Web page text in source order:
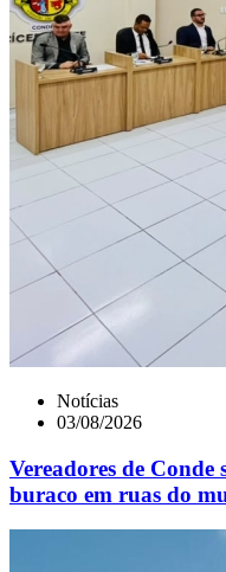
Notícias
03/08/2026
Vereadores de
buraco em ruas do